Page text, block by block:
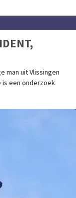
man uit Vlissingen
is een onderzoek